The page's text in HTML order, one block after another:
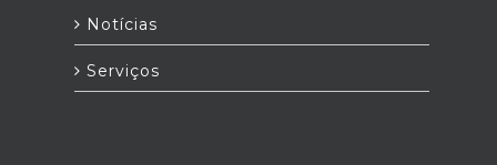
Notícias
Serviços